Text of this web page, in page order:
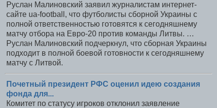
Руслан Малиновский заявил журналистам интернет-
сайте ua-football, что футболисты сборной Украины с
полной ответственностью готовятся к сегодняшнему
матчу отбора на Евро-20 против команды Литвы. …
Руслан Малиновский подчеркнул, что сборная Украины
подходит в полной боевой готовности к сегодняшнему
матчу с Литвой.
Почетный президент РФС оценил идею создания
фонда для...
Комитет по статусу игроков отклонил заявление